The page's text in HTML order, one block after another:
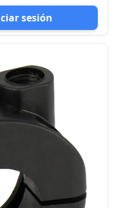
sesión